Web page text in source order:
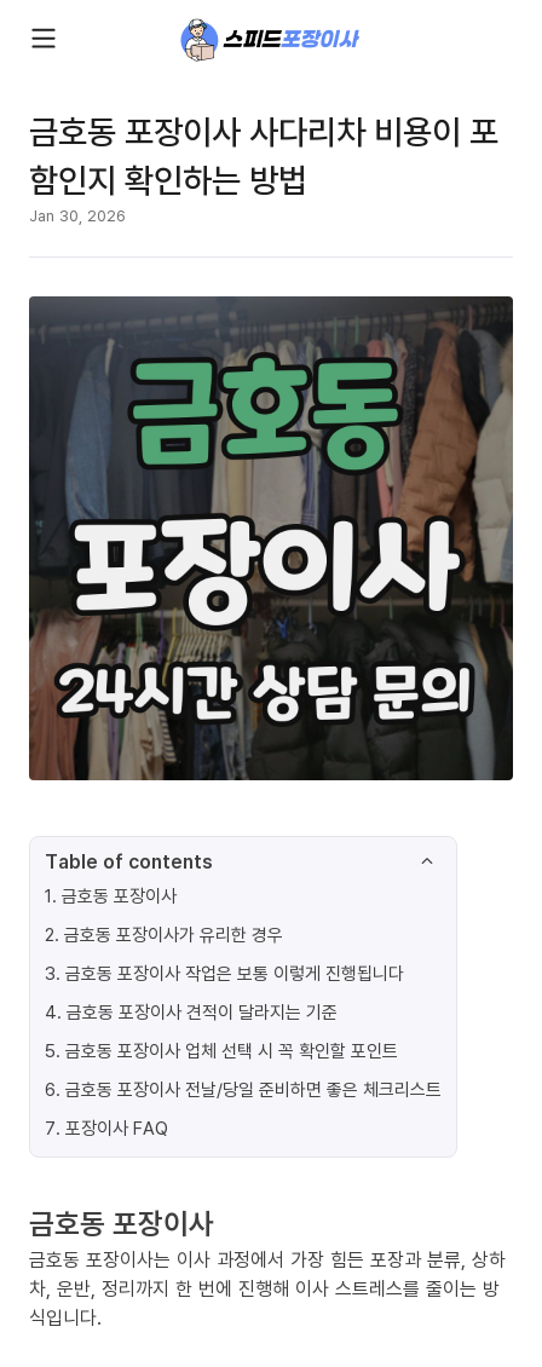
금호동 포장이사 사다리차 비용이 포
함인지 확인하는 방법
Jan 30, 2026
Table of contents
1. 금호동 포장이사
2. 금호동 포장이사가 유리한 경우
3. 금호동 포장이사 작업은 보통 이렇게 진행됩니다
4. 금호동 포장이사 견적이 달라지는 기준
5. 금호동 포장이사 업체 선택 시 꼭 확인할 포인트
6. 금호동 포장이사 전날/당일 준비하면 좋은 체크리스트
7. 포장이사 FAQ
금호동 포장이사
금호동 포장이사는 이사 과정에서 가장 힘든 포장과 분류, 상하
차, 운반, 정리까지 한 번에 진행해 이사 스트레스를 줄이는 방
식입니다.